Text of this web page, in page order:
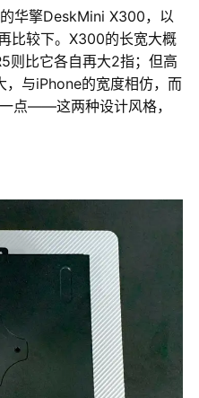
华擎DeskMini X300，以
比较下。X300的长宽大概
则比它各自再大2指；但高
与iPhone的宽度相仿，而
点——这两种设计风格，